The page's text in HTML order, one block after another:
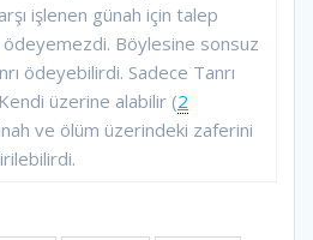
işlenen günah için talep
ödeyemezdi. Böylesine sonsuz
ödeyebilirdi. Sadece Tanrı
Kendi üzerine alabilir (2
ve ölüm üzerindeki zaferini